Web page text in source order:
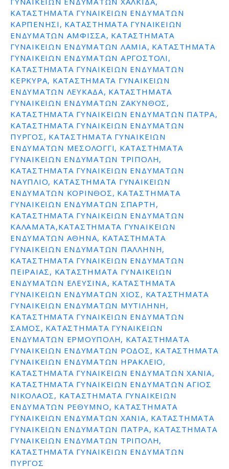
ΚΑΤΑΣΤΗΜΑΤΑ ΓΥΝΑΙΚΕΙΩΝ ΕΝΔΥΜΑΤΩΝ
ΚΑΡΠΕΝΗΣΙ, ΚΑΤΑΣΤΗΜΑΤΑ ΓΥΝΑΙΚΕΙΩΝ
ΕΝΔΥΜΑΤΩΝ ΑΜΦΙΣΣΑ, ΚΑΤΑΣΤΗΜΑΤΑ
ΓΥΝΑΙΚΕΙΩΝ ΕΝΔΥΜΑΤΩΝ ΛΑΜΙΑ, ΚΑΤΑΣΤΗΜΑΤΑ
ΓΥΝΑΙΚΕΙΩΝ ΕΝΔΥΜΑΤΩΝ ΑΡΓΟΣΤΟΛΙ,
ΚΑΤΑΣΤΗΜΑΤΑ ΓΥΝΑΙΚΕΙΩΝ ΕΝΔΥΜΑΤΩΝ
ΚΕΡΚΥΡΑ, ΚΑΤΑΣΤΗΜΑΤΑ ΓΥΝΑΙΚΕΙΩΝ
ΕΝΔΥΜΑΤΩΝ ΛΕΥΚΑΔΑ, ΚΑΤΑΣΤΗΜΑΤΑ
ΓΥΝΑΙΚΕΙΩΝ ΕΝΔΥΜΑΤΩΝ ΖΑΚΥΝΘΟΣ,
ΚΑΤΑΣΤΗΜΑΤΑ ΓΥΝΑΙΚΕΙΩΝ ΕΝΔΥΜΑΤΩΝ ΠΑΤΡΑ,
ΚΑΤΑΣΤΗΜΑΤΑ ΓΥΝΑΙΚΕΙΩΝ ΕΝΔΥΜΑΤΩΝ
ΠΥΡΓΟΣ, ΚΑΤΑΣΤΗΜΑΤΑ ΓΥΝΑΙΚΕΙΩΝ
ΕΝΔΥΜΑΤΩΝ ΜΕΣΟΛΟΓΓΙ, ΚΑΤΑΣΤΗΜΑΤΑ
ΓΥΝΑΙΚΕΙΩΝ ΕΝΔΥΜΑΤΩΝ ΤΡΙΠΟΛΗ,
ΚΑΤΑΣΤΗΜΑΤΑ ΓΥΝΑΙΚΕΙΩΝ ΕΝΔΥΜΑΤΩΝ
ΝΑΥΠΛΙΟ, ΚΑΤΑΣΤΗΜΑΤΑ ΓΥΝΑΙΚΕΙΩΝ
ΕΝΔΥΜΑΤΩΝ ΚΟΡΙΝΘΟΣ, ΚΑΤΑΣΤΗΜΑΤΑ
ΓΥΝΑΙΚΕΙΩΝ ΕΝΔΥΜΑΤΩΝ ΣΠΑΡΤΗ,
ΚΑΤΑΣΤΗΜΑΤΑ ΓΥΝΑΙΚΕΙΩΝ ΕΝΔΥΜΑΤΩΝ
ΚΑΛΑΜΑΤΑ,ΚΑΤΑΣΤΗΜΑΤΑ ΓΥΝΑΙΚΕΙΩΝ
ΕΝΔΥΜΑΤΩΝ ΑΘΗΝΑ, ΚΑΤΑΣΤΗΜΑΤΑ
ΓΥΝΑΙΚΕΙΩΝ ΕΝΔΥΜΑΤΩΝ ΠΑΛΛΗΝΗ,
ΚΑΤΑΣΤΗΜΑΤΑ ΓΥΝΑΙΚΕΙΩΝ ΕΝΔΥΜΑΤΩΝ
ΠΕΙΡΑΙΑΣ, ΚΑΤΑΣΤΗΜΑΤΑ ΓΥΝΑΙΚΕΙΩΝ
ΕΝΔΥΜΑΤΩΝ ΕΛΕΥΣΙΝΑ, ΚΑΤΑΣΤΗΜΑΤΑ
ΓΥΝΑΙΚΕΙΩΝ ΕΝΔΥΜΑΤΩΝ ΧΙΟΣ, ΚΑΤΑΣΤΗΜΑΤΑ
ΓΥΝΑΙΚΕΙΩΝ ΕΝΔΥΜΑΤΩΝ ΜΥΤΙΛΗΝΗ,
ΚΑΤΑΣΤΗΜΑΤΑ ΓΥΝΑΙΚΕΙΩΝ ΕΝΔΥΜΑΤΩΝ
ΣΑΜΟΣ, ΚΑΤΑΣΤΗΜΑΤΑ ΓΥΝΑΙΚΕΙΩΝ
ΕΝΔΥΜΑΤΩΝ ΕΡΜΟΥΠΟΛΗ, ΚΑΤΑΣΤΗΜΑΤΑ
ΓΥΝΑΙΚΕΙΩΝ ΕΝΔΥΜΑΤΩΝ ΡΟΔΟΣ, ΚΑΤΑΣΤΗΜΑΤΑ
ΓΥΝΑΙΚΕΙΩΝ ΕΝΔΥΜΑΤΩΝ ΗΡΑΚΛΕΙΟ,
ΚΑΤΑΣΤΗΜΑΤΑ ΓΥΝΑΙΚΕΙΩΝ ΕΝΔΥΜΑΤΩΝ ΧΑΝΙΑ,
ΚΑΤΑΣΤΗΜΑΤΑ ΓΥΝΑΙΚΕΙΩΝ ΕΝΔΥΜΑΤΩΝ ΑΓΙΟΣ
ΝΙΚΟΛΑΟΣ, ΚΑΤΑΣΤΗΜΑΤΑ ΓΥΝΑΙΚΕΙΩΝ
ΕΝΔΥΜΑΤΩΝ ΡΕΘΥΜΝΟ, ΚΑΤΑΣΤΗΜΑΤΑ
ΓΥΝΑΙΚΕΙΩΝ ΕΝΔΥΜΑΤΩΝ ΧΑΝΙΑ, ΚΑΤΑΣΤΗΜΑΤΑ
ΓΥΝΑΙΚΕΙΩΝ ΕΝΔΥΜΑΤΩΝ ΠΑΤΡΑ, ΚΑΤΑΣΤΗΜΑΤΑ
ΓΥΝΑΙΚΕΙΩΝ ΕΝΔΥΜΑΤΩΝ ΤΡΙΠΟΛΗ,
ΚΑΤΑΣΤΗΜΑΤΑ ΓΥΝΑΙΚΕΙΩΝ ΕΝΔΥΜΑΤΩΝ
ΠΥΡΓΟΣ